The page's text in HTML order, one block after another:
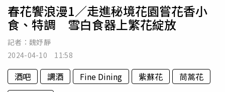
春花饗浪漫1／走進秘境花園嘗花香小
食、特調 雪白食器上繁花綻放
記者： 魏妤靜
2024-04-10 11:58
酒吧 調酒 Fine Dining 紫蘇花
茼蒿花